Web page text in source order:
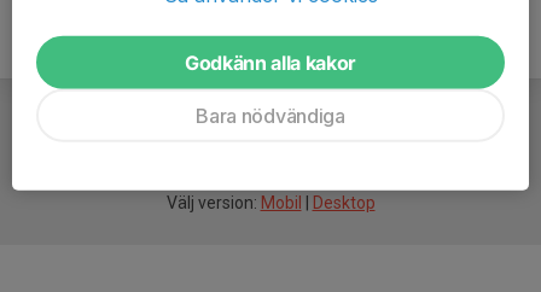
Välj version: Mobil Desktop
Godkänn alla kakor
Bara nödvändiga